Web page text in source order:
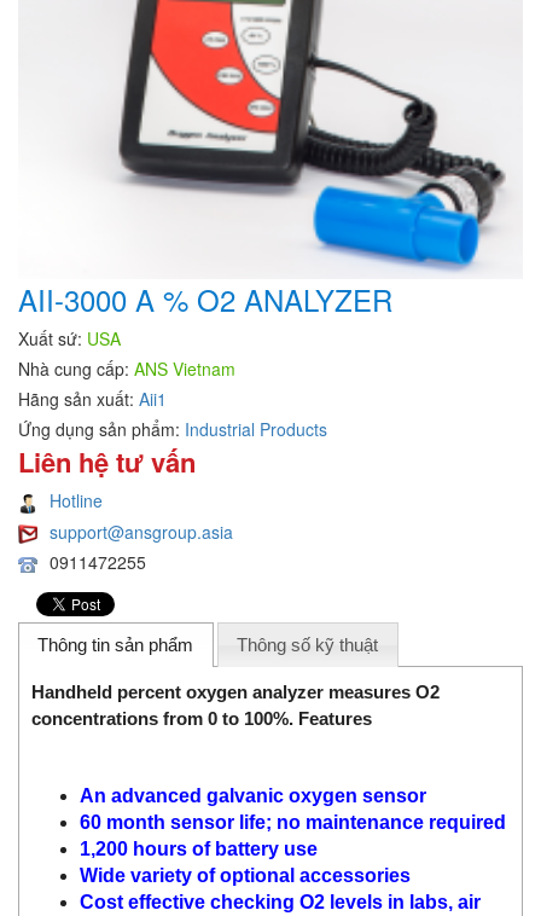
AII-3000 A % O2 ANALYZER
Xuất sứ: USA
Nhà cung cấp: ANS Vietnam
Hãng sản xuất: Aii1
Ứng dụng sản phẩm: Industrial Products
Liên hệ tư vấn
Hotline
support@ansgroup.asia
0911472255
Thông tin sản phẩm Thông số kỹ thuật
Handheld percent oxygen analyzer measures O2
concentrations from 0 to 100%. Features
An advanced galvanic oxygen sensor
60 month sensor life; no maintenance required
1,200 hours of battery use
Wide variety of optional accessories
Cost effective checking O2 levels in labs, air